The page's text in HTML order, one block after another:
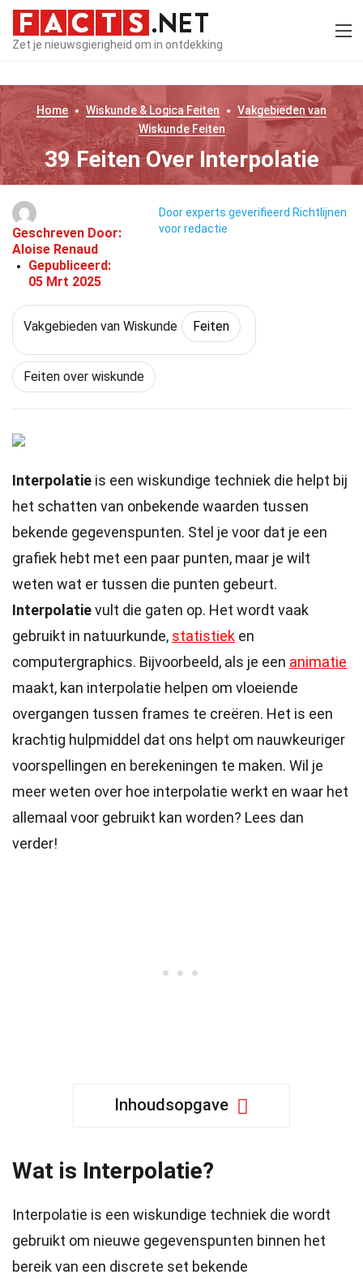
Zet je nieuwsgierigheid om in ontdekking
Home Wiskunde & Logica Feiten
Vakgebieden van
WiskundeFeiten
39 Feiten Over Interpolatie
Geschreven Door:
Aloise Renaud
Gepubliceerd:
05 Mrt 2025
Door experts geverifieerd Richtlijnen
voor redactie
Vakgebieden van Wiskunde Feiten
Feiten over wiskunde
Interpolatie is een wiskundige techniek die helpt bij
het schatten van onbekende waarden tussen
bekende gegevenspunten. Stel je voor dat je een
grafiek hebt met een paar punten, maar je wilt
weten wat er tussen die punten gebeurt.
Interpolatievult die gaten op. Het wordt vaak
gebruikt in natuurkunde, statistiek en
computergraphics. Bijvoorbeeld, als je een animatie
maakt, kan interpolatie helpen om vloeiende
overgangen tussen frames te creëren. Het is een
krachtig hulpmiddel dat ons helpt om nauwkeuriger
voorspellingen en berekeningen te maken. Wil je
meer weten over hoe interpolatie werkt en waar het
allemaal voor gebruikt kan worden? Lees dan
verder!
Inhoudsopgave
Wat is Interpolatie?
Interpolatie is een wiskundige techniek die wordt
gebruikt om nieuwe gegevenspunten binnen het
bereik van een discrete set bekende